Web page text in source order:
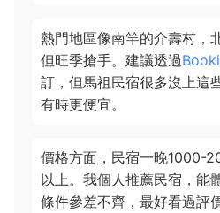
熱門地區像南竿的介壽村，
但旺季搶手。建議透過
訂，但馬祖民宿很多沒上這
有時更便宜。
價格方面，民宿一晚1000-
以上。我個人推薦民宿，能
條件參差不齊，最好看過評